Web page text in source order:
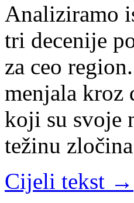
Analiziramo
tri decenije
za ceo
menjala kroz
koji su svoje
težinu
Cijeli tekst →